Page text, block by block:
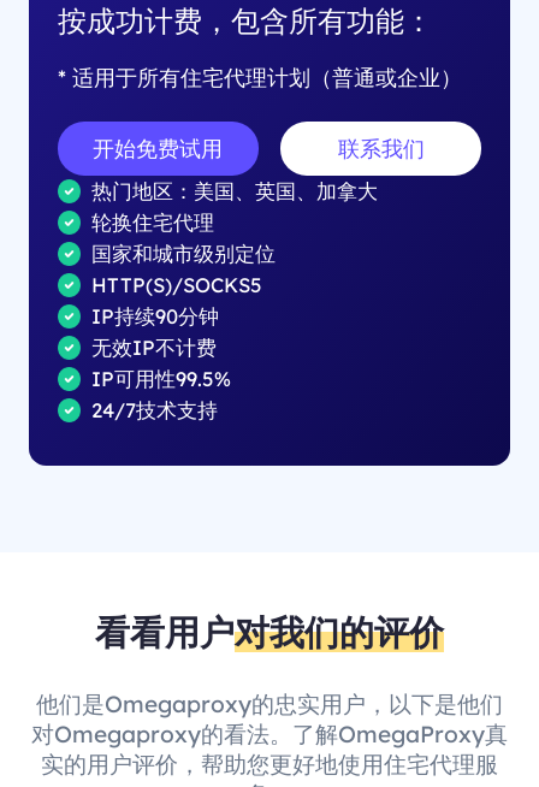
按成功计费，包含所有功能：
* 适用于所有住宅代理计划（普通或企业）
开始免费试用 联系我们
热门地区：美国、英国、加拿大
轮换住宅代理
国家和城市级别定位
HTTP(S)/SOCKS5
IP持续90分钟
无效IP不计费
IP可用性99.5%
24/7技术支持
看看用户对我们的评价
他们是Omegaproxy的忠实用户，以下是他们
对Omegaproxy的看法。了解OmegaProxy真
实的用户评价，帮助您更好地使用住宅代理服